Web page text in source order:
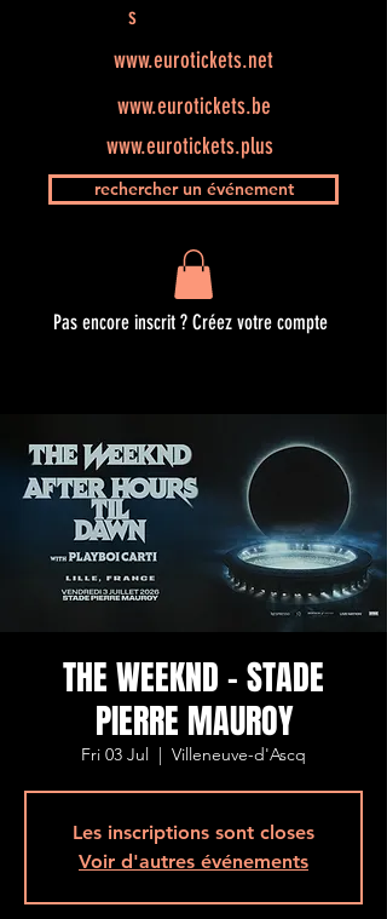
s
www.eurotickets.net
www.eurotickets.be
www.eurotickets.plus
rechercher un événement
Pas encore inscrit ? Créez votre compte
THE WEEKND - STADE
PIERRE MAUROY
Fri 03 Jul
  |
Villeneuve-d'Ascq
Les inscriptions sont closes
Voir d'autres événements